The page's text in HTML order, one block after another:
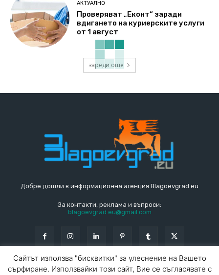
АКТУАЛНО
Проверяват „Еконт“ заради
вдигането на куриерските услуги
от 1 август
зареди още
Добре дошли в информационна агенция Blagoevgrad.eu
За контакти, реклама и въпроси:
blagoevgrad.eu@gmail.com
Сайтът използва "бисквитки" за улеснение на Вашето
сърфиране. Използвайки този сайт, Вие се съгласявате с